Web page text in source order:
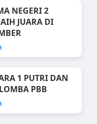
NEGERI 2
JUARA DI
1 PUTRI DAN
PBB